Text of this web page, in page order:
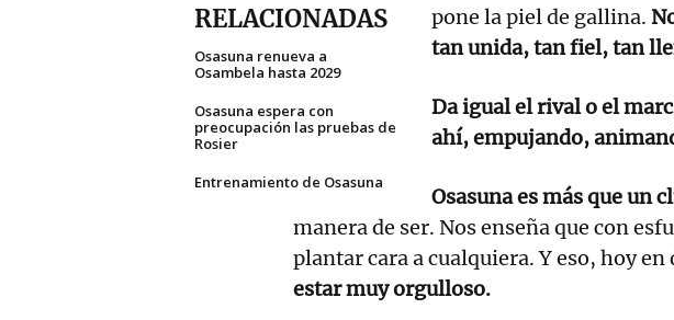
RELACIONADAS
Osasuna renueva a
Osambela hasta 2029
Osasuna espera con
preocupación las pruebas de
Rosier
Entrenamiento de Osasuna
pone la piel de gallina.
tan unida, tan fiel, tan
Da igual el rival o el
ahí, empujando,
Osasuna es más que un
manera de ser. Nos enseña que con
plantar cara a cualquiera. Y eso, hoy en
estar muy orgulloso.